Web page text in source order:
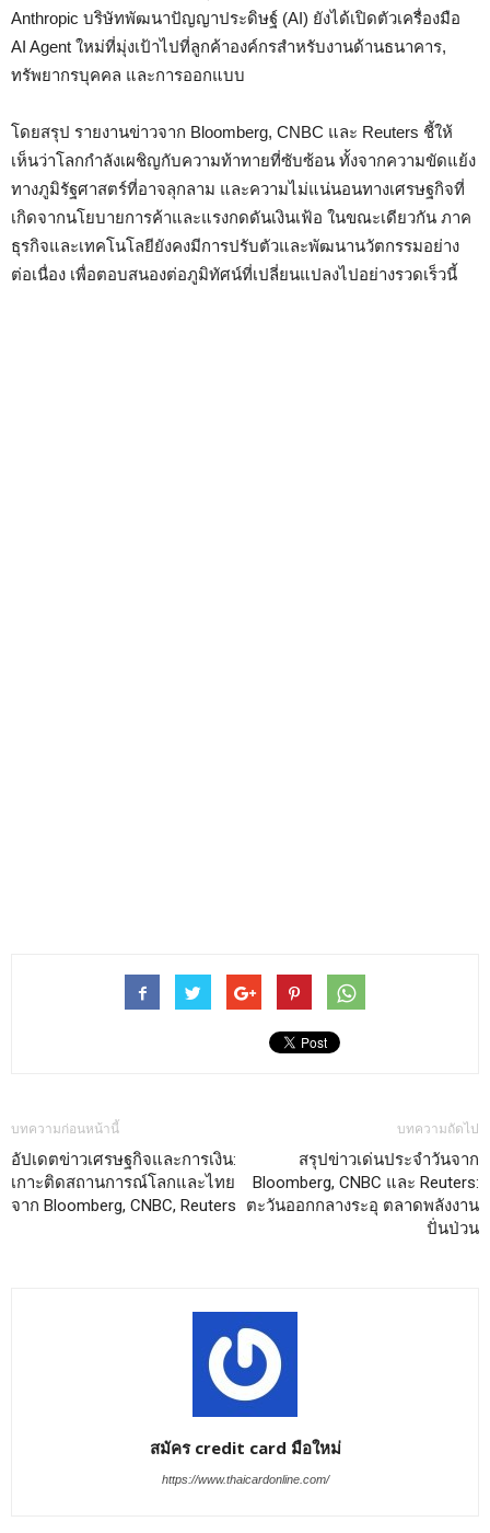
Anthropic บริษัทพัฒนาปัญญาประดิษฐ์ (AI) ยังได้เปิดตัวเครื่องมือ
AI Agent ใหม่ที่มุ่งเป้าไปที่ลูกค้าองค์กรสำหรับงานด้านธนาคาร,
ทรัพยากรบุคคล และการออกแบบ
โดยสรุป รายงานข่าวจาก Bloomberg, CNBC และ Reuters ชี้ให้
เห็นว่าโลกกำลังเผชิญกับความท้าทายที่ซับซ้อน ทั้งจากความขัดแย้ง
ทางภูมิรัฐศาสตร์ที่อาจลุกลาม และความไม่แน่นอนทางเศรษฐกิจที่
เกิดจากนโยบายการค้าและแรงกดดันเงินเฟ้อ ในขณะเดียวกัน ภาค
ธุรกิจและเทคโนโลยียังคงมีการปรับตัวและพัฒนานวัตกรรมอย่าง
ต่อเนื่อง เพื่อตอบสนองต่อภูมิทัศน์ที่เปลี่ยนแปลงไปอย่างรวดเร็วนี้
บทความก่อนหน้านี้
อัปเดตข่าวเศรษฐกิจและการเงิน:
เกาะติดสถานการณ์โลกและไทย
จาก Bloomberg, CNBC, Reuters
บทความถัดไป
สรุปข่าวเด่นประจำวันจาก
Bloomberg, CNBC และ Reuters:
ตะวันออกกลางระอุ ตลาดพลังงาน
ปั่นป่วน
สมัคร credit card มือใหม่
https://www.thaicardonline.com/